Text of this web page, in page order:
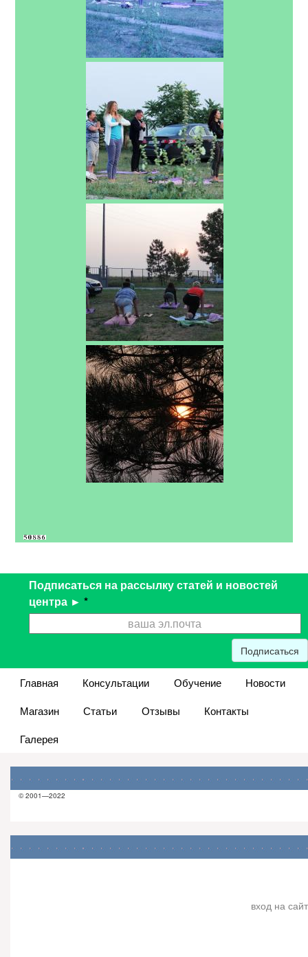
Подписаться на рассылку статей и новостей
центра ► *
Подписаться
Главная Консультации Обучение
Новости
Магазин
Статьи Отзывы
Контакты
Галерея
© 2001—2022
вход на сайт